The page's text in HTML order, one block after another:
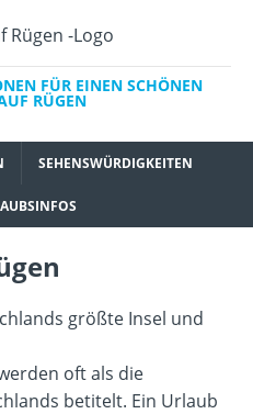
FÜR EINEN SCHÖNEN
RÜGEN
SEHENSWÜRDIGKEITEN
größte Insel und
oft als die
betitelt. Ein Urlaub